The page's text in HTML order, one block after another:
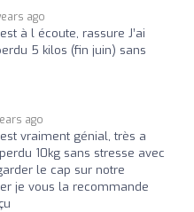
ago
à l écoute, rassure J’ai
5 kilos (fin juin) sans
ago
vraiment génial, très a
10kg sans stresse avec
le cap sur notre
je vous la recommande